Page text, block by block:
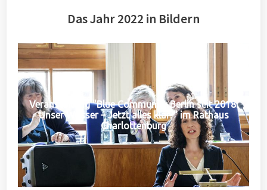
Das Jahr 2022 in Bildern
Veranstaltung "Blue Community Berlin seit 2018:
Unser Wasser – Jetzt alles klar?" im Rathaus
Charlottenburg